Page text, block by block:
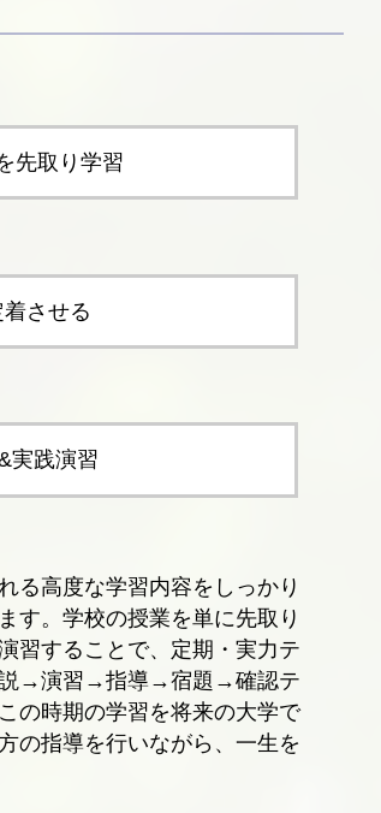
先取り学習
させる
実践演習
る高度な学習内容をしっかり
す。学校の授業を単に先取り
習することで、定期・実力テ
説→演習→指導→宿題→確認テ
の時期の学習を将来の大学で
の指導を行いながら、一生を